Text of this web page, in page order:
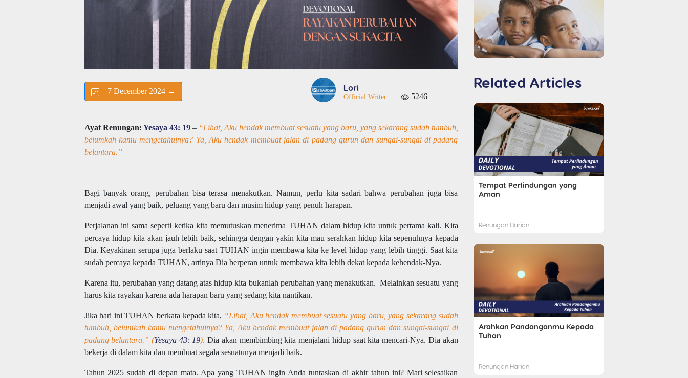
7 December 2024 → Lori
Official Writer 5246
Ayat Renungan: Yesaya 43: 19– “Lihat, Aku hendak membuat sesuatu yang baru, yang sekarang sudah tumbuh,
belumkah kamu mengetahuinya? Ya, Aku hendak membuat jalan di padang gurun dan sungai-sungai di padang
belantara.”
Bagi banyak orang, perubahan bisa terasa menakutkan. Namun, perlu kita sadari bahwa perubahan juga bisa
menjadi awal yang baik, peluang yang baru dan musim hidup yang penuh harapan.
Perjalanan ini sama seperti ketika kita memutuskan menerima TUHAN dalam hidup kita untuk pertama kali. Kita
percaya hidup kita akan jauh lebih baik, sehingga dengan yakin kita mau serahkan hidup kita sepenuhnya kepada
Dia. Keyakinan serupa juga berlaku saat TUHAN ingin membawa kita ke level hidup yang lebih tinggi. Saat kita
sudah percaya kepada TUHAN, artinya Dia berperan untuk membawa kita lebih dekat kepada kehendak-Nya.
Karena itu, perubahan yang datang atas hidup kita bukanlah perubahan yang menakutkan. Melainkan sesuatu yang
harus kita rayakan karena ada harapan baru yang sedang kita nantikan.
Jika hari ini TUHAN berkata kepada kita, “Lihat, Aku hendak membuat sesuatu yang baru, yang sekarang sudah
tumbuh, belumkah kamu mengetahuinya? Ya, Aku hendak membuat jalan di padang gurun dan sungai-sungai di
padang belantara.” (Yesaya 43: 19). Dia akan membimbing kita menjalani hidup saat kita mencari-Nya. Dia akan
bekerja di dalam kita dan membuat segala sesuatunya menjadi baik.
Tahun 2025 sudah di depan mata. Apa yang TUHAN ingin Anda tuntaskan di akhir tahun ini? Mari selesaikan
Related Articles
Tempat Perlindungan yang
Aman
Renungan Harian
Arahkan Pandanganmu Kepada
Tuhan
Renungan Harian